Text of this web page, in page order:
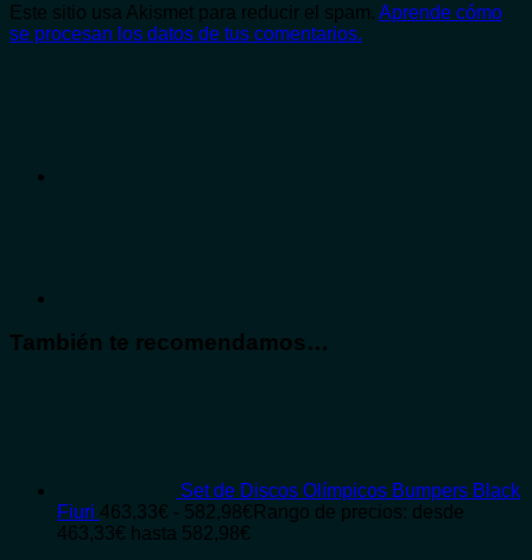
Este sitio usa Akismet para reducir el spam. Aprende cómo
se procesan los datos de tus comentarios.
También te recomendamos…
Set de Discos Olímpicos Bumpers Black
Fiuri 463,33€ - 582,98€ Rango de precios: desde
463,33€ hasta 582,98€